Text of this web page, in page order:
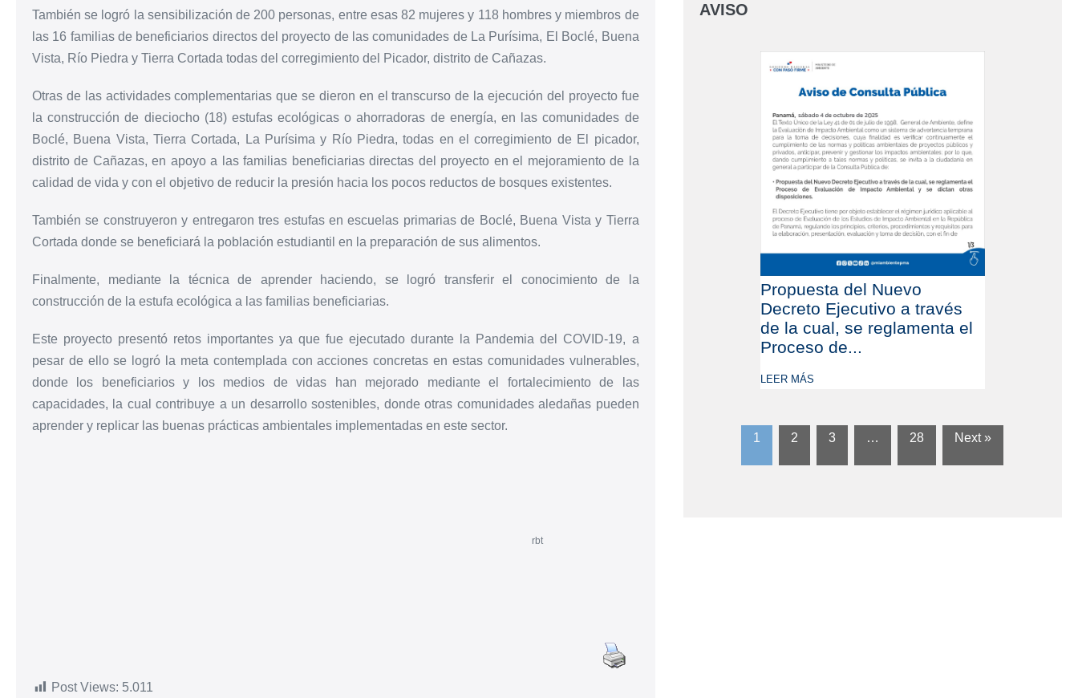
También se logró la sensibilización de 200 personas, entre esas 82 mujeres y 118 hombres y miembros de
las 16 familias de beneficiarios directos del proyecto de las comunidades de La Purísima, El Boclé, Buena
Vista, Río Piedra y Tierra Cortada todas del corregimiento del Picador, distrito de Cañazas.
Otras de las actividades complementarias que se dieron en el transcurso de la ejecución del proyecto fue
la construcción de dieciocho (18) estufas ecológicas o ahorradoras de energía, en las comunidades de
Boclé, Buena Vista, Tierra Cortada, La Purísima y Río Piedra, todas en el corregimiento de El picador,
distrito de Cañazas, en apoyo a las familias beneficiarias directas del proyecto en el mejoramiento de la
calidad de vida y con el objetivo de reducir la presión hacia los pocos reductos de bosques existentes.
También se construyeron y entregaron tres estufas en escuelas primarias de Boclé, Buena Vista y Tierra
Cortada donde se beneficiará la población estudiantil en la preparación de sus alimentos.
Finalmente, mediante la técnica de aprender haciendo, se logró transferir el conocimiento de la
construcción de la estufa ecológica a las familias beneficiarias.
Este proyecto presentó retos importantes ya que fue ejecutado durante la Pandemia del COVID-19, a
pesar de ello se logró la meta contemplada con acciones concretas en estas comunidades vulnerables,
donde los beneficiarios y los medios de vidas han mejorado mediante el fortalecimiento de las
capacidades, la cual contribuye a un desarrollo sostenibles, donde otras comunidades aledañas pueden
aprender y replicar las buenas prácticas ambientales implementadas en este sector.
rbt
Post Views: 5.011
AVISO
Propuesta del Nuevo
Decreto Ejecutivo a través
de la cual, se reglamenta el
Proceso de...
LEER MÁS
1 2 3 … 28 Next »